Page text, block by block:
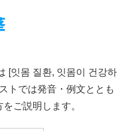
[잇몸 질환, 잇몸이 건강하
トでは発音・例文ととも
ご説明します。